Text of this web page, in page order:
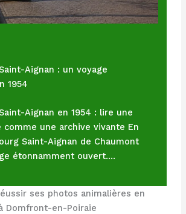
Aignan : un voyage
1954
Aignan en 1954 : lire une
comme une archive vivante En
Saint-Aignan de Chaumont
étonnamment ouvert.…
ses photos animalières en
Domfront-en-Poiraie